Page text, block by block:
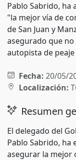
Pablo Sabrido, ha
"la mejor vía de
de San Juan y
asegurado que
autopista de
Fecha: 20/05/
Localización:
Resumen
El delegado del
Pablo Sabrido,
asegurar la mejor